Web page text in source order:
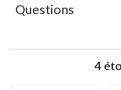
Questions
4